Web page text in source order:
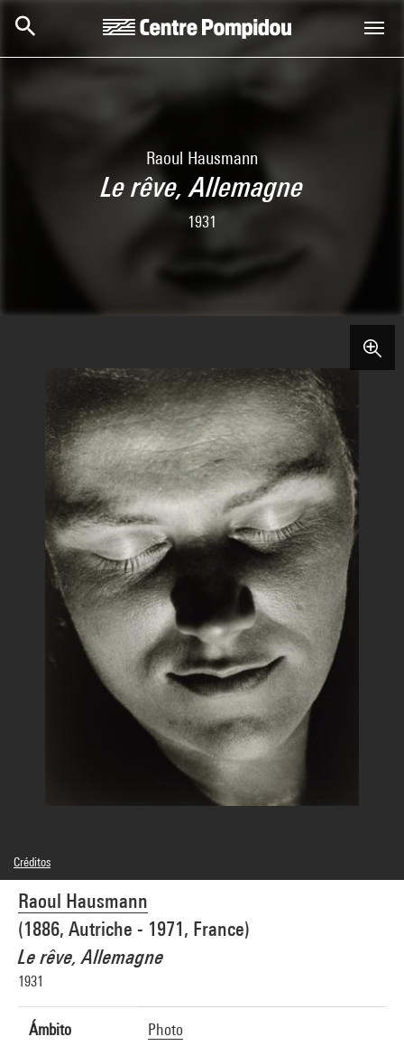
Raoul Hausmann
Le rêve, Allemagne
1931
Raoul Hausmann
(1886, Autriche - 1971, France)
Le rêve, Allemagne
1931
Ámbito Photo
Créditos
© Adagp, Paris
Créditos fotográficos : Centre Pompidou, MNAM-CCI/Guy Carrard/Dist.
GrandPalaisRmn
Referencia de la imagen : 4N58386
Difusión de la imagen :GrandPalaisRmnPhoto